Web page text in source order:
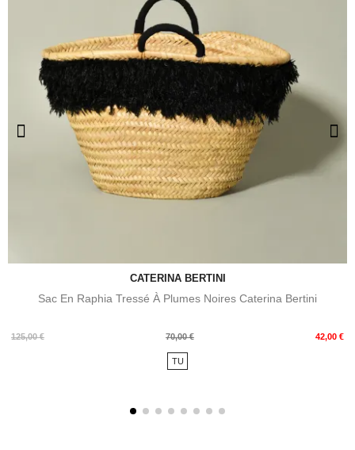
CATERINA BERTINI
Sac En Raphia Tressé À Plumes Noires Caterina Bertini
125,00 €
Prix
70,00 € 42,00 €
Prix
TU